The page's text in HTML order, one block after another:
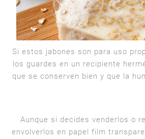
Si estos jabones son para uso
los guardes en un recipiente
que se conserven bien y que la
Aunque si decides venderlos o
envolverlos en papel film